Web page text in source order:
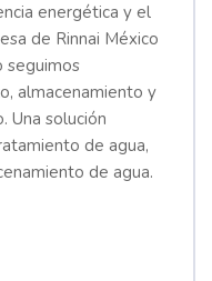
energética y el
de Rinnai México
seguimos
almacenamiento y
Una solución
de agua,
de agua.